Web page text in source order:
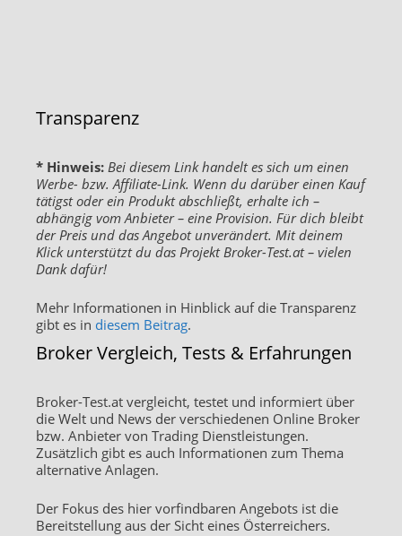
Transparenz
* Hinweis: Bei diesem Link handelt es sich um einen
Werbe- bzw. Affiliate-Link. Wenn du darüber einen Kauf
tätigst oder ein Produkt abschließt, erhalte ich –
abhängig vom Anbieter – eine Provision. Für dich bleibt
der Preis und das Angebot unverändert. Mit deinem
Klick unterstützt du das Projekt Broker-Test.at – vielen
Dank dafür!
Mehr Informationen in Hinblick auf die Transparenz
gibt es in diesem Beitrag.
Broker Vergleich, Tests & Erfahrungen
Broker-Test.at vergleicht, testet und informiert über
die Welt und News der verschiedenen Online Broker
bzw. Anbieter von Trading Dienstleistungen.
Zusätzlich gibt es auch Informationen zum Thema
alternative Anlagen.
Der Fokus des hier vorfindbaren Angebots ist die
Bereitstellung aus der Sicht eines Österreichers.